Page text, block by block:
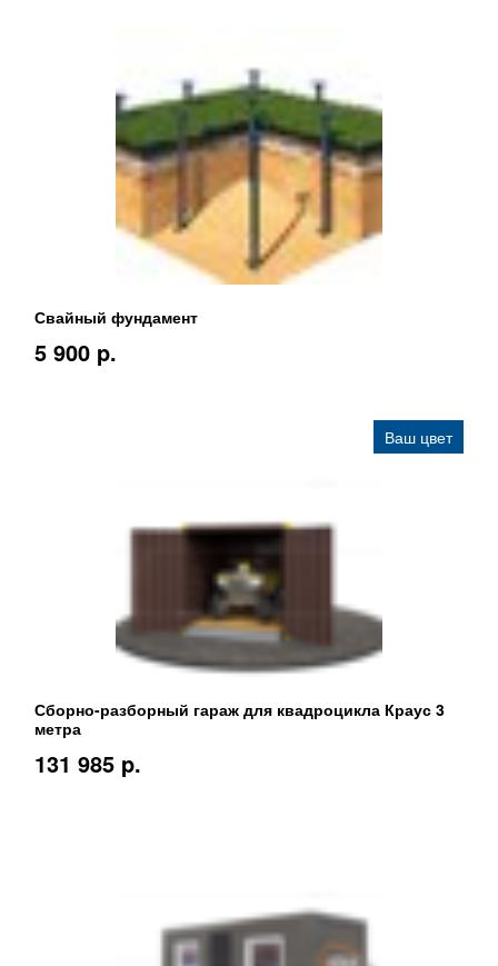
Свайный фундамент
5 900 p.
Ваш цвет
Сборно-разборный гараж для квадроцикла Краус 3
метра
131 985 p.